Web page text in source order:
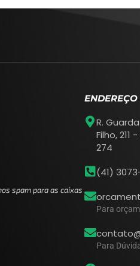
spam para as caixas
ENDEREÇO
R.
Filho, 211
274
(41)
Para
Para